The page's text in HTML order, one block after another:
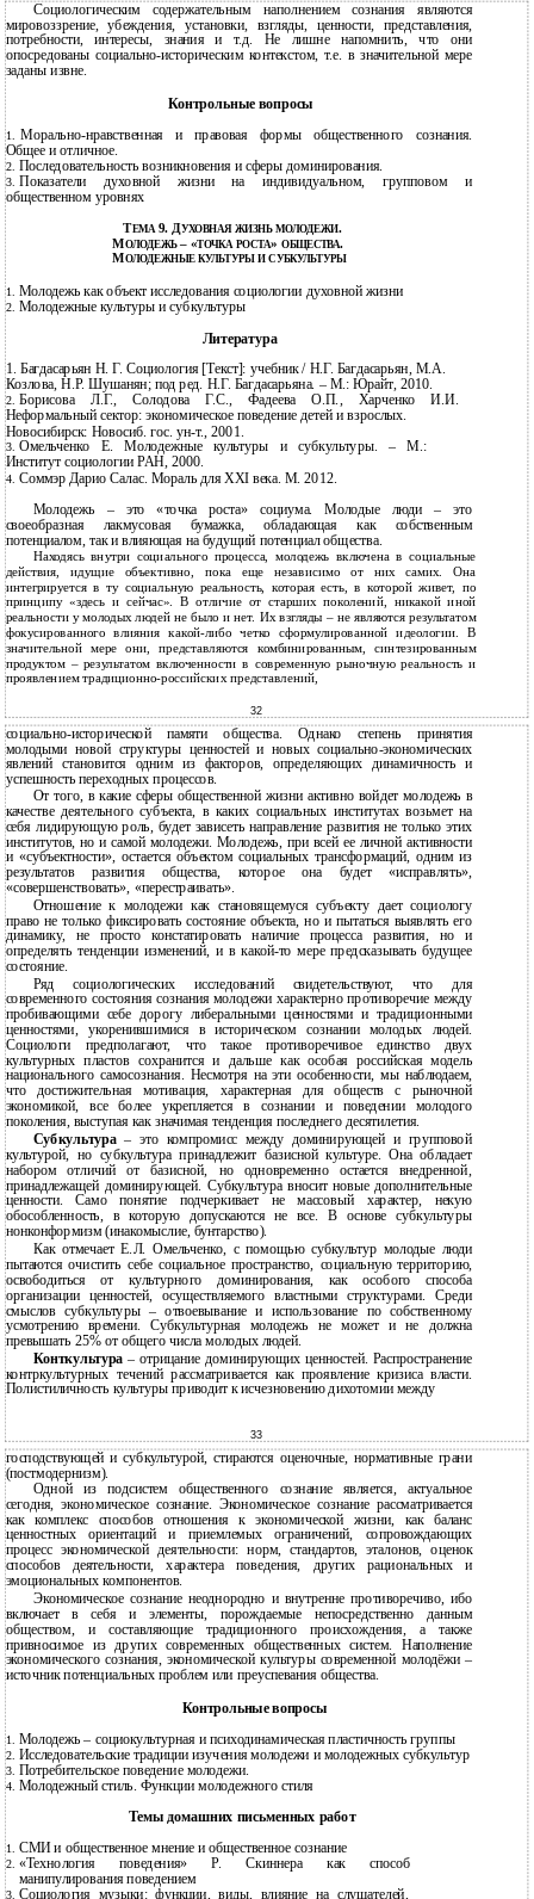
Социологическим содержательным наполнением сознания являются
мировоззрение, убеждения, установки, взгляды, ценности, представления,
потребности, интересы, знания и т.д. Не лишне напомнить, что они
опосредованы социально-историческим контекстом, т.е. в значительной мере
заданы извне.
Контрольные вопросы
1. Морально-нравственнаяи правовая формы общественного сознания.
Общее и отличное.
2. Последовательность возникновения и сферы доминирования.
3. Показатели духовной жизни на индивидуальном, групповом и
общественном уровнях
ТЕМА 9. ДУХОВНАЯ ЖИЗНЬ МОЛОДЕЖИ.
МОЛОДЕЖЬ– «ТОЧКА РОСТА» ОБЩЕСТВА.
МОЛОДЕЖНЫЕ КУЛЬТУРЫ И СУБКУЛЬТУРЫ
1. Молодежь как объект исследования социологии духовной жизни
2. Молодежные культуры и субкультуры
Литература
1. Багдасарьян Н. Г. Социология [Текст]: учебник / Н.Г. Багдасарьян, М.А.
Козлова, Н.Р. Шушанян; под ред. Н.Г. Багдасарьяна. – М.: Юрайт, 2010.
2. Борисова Л.Г., Солодова Г.С., Фадеева О.П., Харченко И.И.
Неформальный сектор: экономическое поведение детей и взрослых.
Новосибирск: Новосиб. гос. ун-т., 2001.
3. Омельченко Е. Молодежные культуры и субкультуры. – М.:
Институт социологии РАН, 2000.
4. СоммэрДарио Салас. Мораль для ХХI века. М. 2012.
Молодежь – это «точка роста» социума. Молодые люди – это
своеобразная лакмусовая бумажка, обладающая как собственным
потенциалом, так и влияющая на будущий потенциал общества.
Находясь внутри социального процесса, молодежь включена в социальные
действия, идущие объективно, пока еще независимо от них самих. Она
интегрируется в ту социальную реальность, которая есть, в которой живет, по
принципу «здесь и сейчас». В отличие от старших поколений, никакой иной
реальности у молодых людей не было и нет. Их взгляды – не являются результатом
фокусированного влияния какой-либо четко сформулированной идеологии. В
значительной мере они, представляются комбинированным, синтезированным
продуктом – результатом включенности в современную рыночную реальность и
проявлением традиционно-российских представлений,
32
социально-исторической памяти общества. Однако степень принятия
молодыми новой структуры ценностей и новых социально-экономических
явлений становится одним из факторов, определяющих динамичность и
успешность переходных процессов.
От того, в какие сферы общественной жизни активно войдет молодежь в
качестве деятельного субъекта, в каких социальных институтах возьмет на
себя лидирующую роль, будет зависеть направление развития не только этих
институтов, но и самой молодежи. Молодежь, при всей ее личной активности
и «субъектности», остается объектом социальных трансформаций, одним из
результатов развития общества, которое она будет «исправлять»,
«совершенствовать», «перестраивать».
Отношение к молодежи как становящемуся субъекту дает социологу
право не только фиксировать состояние объекта, но и пытаться выявлять его
динамику, не просто констатировать наличие процесса развития, но и
определять тенденции изменений, и в какой-то мере предсказывать будущее
состояние.
Ряд социологических исследований свидетельствуют, что для
современного состояния сознания молодежи характерно противоречие между
пробивающими себе дорогу либеральными ценностями и традиционными
ценностями, укоренившимися в историческом сознании молодых людей.
Социологи предполагают, что такое противоречивое единство двух
культурных пластов сохранится и дальше как особая российская модель
национального самосознания. Несмотря на эти особенности, мы наблюдаем,
что достижительная мотивация, характерная для обществ с рыночной
экономикой, все более укрепляется в сознании и поведении молодого
поколения, выступая как значимая тенденция последнего десятилетия.
Субкультура– это компромисс между доминирующей и групповой
культурой, но субкультура принадлежит базисной культуре. Она обладает
набором отличий от базисной, но одновременно остается внедренной,
принадлежащей доминирующей. Субкультура вносит новые дополнительные
ценности. Само понятие подчеркивает не массовый характер, некую
обособленность, в которую допускаются не все. В основе субкультуры
нонконформизм (инакомыслие, бунтарство).
Как отмечает Е.Л. Омельченко, с помощью субкультур молодые люди
пытаются очистить себе социальное пространство, социальную территорию,
освободиться от культурного доминирования, как особого способа
организации ценностей, осуществляемого властными структурами. Среди
смыслов субкультуры – отвоевывание и использование по собственному
усмотрению времени. Субкультурная молодежь не может и не должна
превышать 25% от общего числа молодых людей.
Конткультура– отрицание доминирующих ценностей. Распространение
контркультурных течений рассматривается как проявление кризиса власти.
Полистиличность культуры приводит к исчезновению дихотомии между
33
господствующей и субкультурой, стираются оценочные, нормативные грани
(постмодернизм).
Одной из подсистем общественного сознание является, актуальное
сегодня, экономическое сознание. Экономическое сознание рассматривается
как комплекс способов отношения к экономической жизни, как баланс
ценностных ориентаций и приемлемых ограничений, сопровождающих
процесс экономической деятельности: норм, стандартов, эталонов, оценок
способов деятельности, характера поведения, других рациональных и
эмоциональных компонентов.
Экономическое сознание неоднородно и внутренне противоречиво, ибо
включает в себя и элементы, порождаемые непосредственно данным
обществом, и составляющие традиционного происхождения, а также
привносимое из других современных общественных систем. Наполнение
экономического сознания, экономической культуры современной молодёжи –
источник потенциальных проблем или преуспевания общества.
Контрольные вопросы
1. Молодежь – социокультурная и психодинамическая пластичность группы
2. Исследовательские традиции изучения молодежи и молодежных субкультур
3. Потребительское поведение молодежи.
4. Молодежный стиль. Функции молодежного стиля
Темы домашних письменных работ
1. СМИ и общественное мнение и общественное сознание
2. «Технология поведения» Р. Скиннера как способ
манипулирования поведением
3. Социология музыки: функции, виды, влияние на слушателей,